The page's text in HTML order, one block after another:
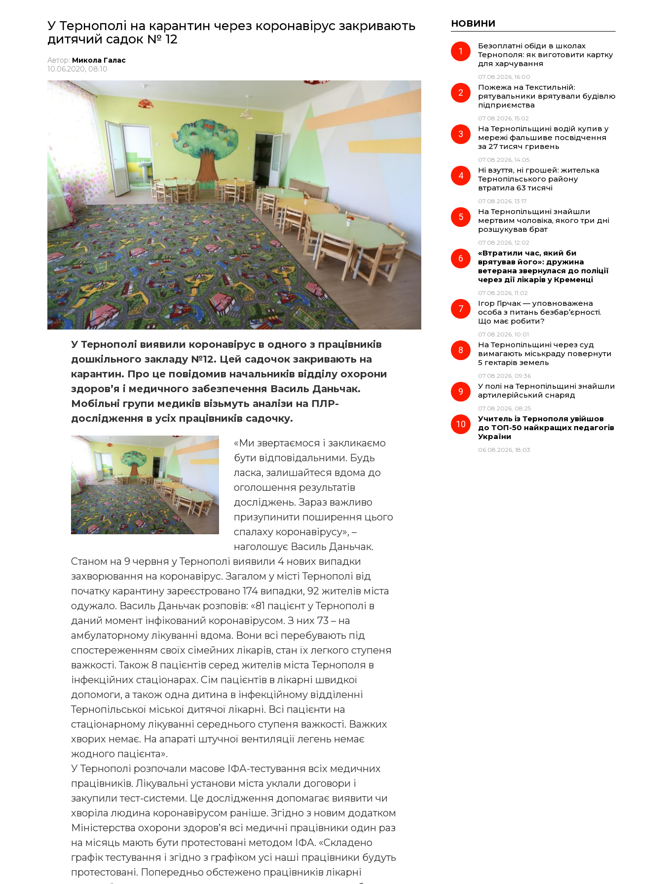
У Тернополі на карантин через коронавірус закривають
дитячий садок № 12
Автор: Микола Галас
10.06.2020, 08:10
У Тернополі виявили коронавірус в одного з працівників
дошкільного закладу №12. Цей садочок закривають на
карантин. Про це повідомив начальників відділу охорони
здоров’я і медичного забезпечення Василь Даньчак.
Мобільні групи медиків візьмуть аналізи на ПЛР-
дослідження в усіх працівників садочку.
«Ми звертаємося і закликаємо
бути відповідальними. Будь
ласка, залишайтеся вдома до
оголошення результатів
досліджень. Зараз важливо
призупинити поширення цього
спалаху коронавірусу», –
наголошує Василь Даньчак.
Станом на 9 червня у Тернополі виявили 4 нових випадки
захворювання на коронавірус. Загалом у місті Тернополі від
початку карантину зареєстровано 174 випадки, 92 жителів міста
одужало. Василь Даньчак розповів: «81 пацієнт у Тернополі в
даний момент інфікований коронавірусом. З них 73 – на
амбулаторному лікуванні вдома. Вони всі перебувають під
спостереженням своїх сімейних лікарів, стан їх легкого ступеня
важкості. Також 8 пацієнтів серед жителів міста Тернополя в
інфекційних стаціонарах. Сім пацієнтів в лікарні швидкої
допомоги, а також одна дитина в інфекційному відділенні
Тернопільської міської дитячої лікарні. Всі пацієнти на
стаціонарному лікуванні середнього ступеня важкості. Важких
хворих немає. На апараті штучної вентиляції легень немає
жодного пацієнта».
У Тернополі розпочали масове ІФА-тестування всіх медичних
працівників. Лікувальні установи міста уклали договори і
закупили тест-системи. Це дослідження допомагає виявити чи
хворіла людина коронавірусом раніше. Згідно з новим додатком
Міністерства охорони здоров’я всі медичні працівники один раз
на місяць мають бути протестовані методом ІФА. «Складено
графік тестування і згідно з графіком усі наші працівники будуть
протестовані. Попередньо обстежено працівників лікарні
НОВИНИ
Безоплатні обіди в школах
Тернополя: як виготовити картку
для харчування
07.08.2026, 16:00
Пожежа на Текстильній:
рятувальники врятували будівлю
підприємства
07.08.2026, 15:02
На Тернопільщині водій купив у
мережі фальшиве посвідчення
за 27 тисяч гривень
07.08.2026, 14:05
Ні взуття, ні грошей: жителька
Тернопільського району
втратила 63 тисячі
07.08.2026, 13:17
На Тернопільщині знайшли
мертвим чоловіка, якого три дні
розшукував брат
07.08.2026, 12:02
«Втратили час, який би
врятував його»: дружина
ветерана звернулася до поліції
через дії лікарів у Кременці
07.08.2026, 11:02
Ігор Гірчак — уповноважена
особа з питань безбар’єрності.
Що має робити?
07.08.2026, 10:01
На Тернопільщині через суд
вимагають міськраду повернути
5 гектарів земель
07.08.2026, 09:36
У полі на Тернопільщині знайшли
артилерійський снаряд
07.08.2026, 08:25
Учитель із Тернополя увійшов
до ТОП-50 найкращих педагогів
України
06.08.2026, 18:03